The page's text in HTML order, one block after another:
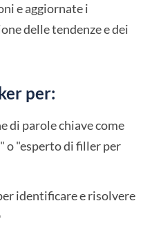
e aggiornate i
delle tendenze e dei
per:
di parole chiave come
o "esperto di filler per
identificare e risolvere